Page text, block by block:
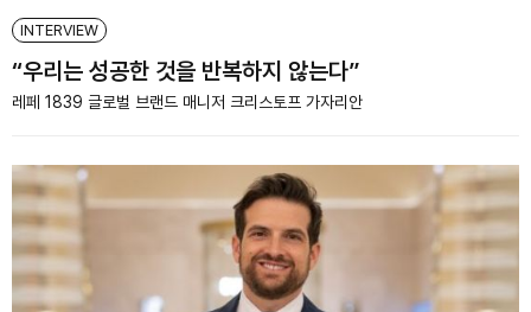
INTERVIEW
“우리는 성공한 것을 반복하지 않는다”
레페 1839 글로벌 브랜드 매니저 크리스토프 가자리안